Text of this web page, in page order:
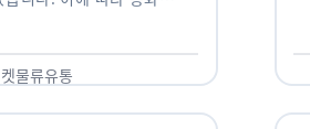
물류유통